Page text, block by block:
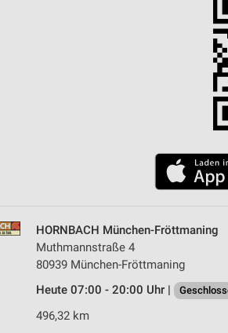
HORNBACH München-Fröttmaning
Muthmannstraße 4
80939 München-Fröttmaning
Heute 07:00 - 20:00 Uhr |
496,32 km
durch Statistiken oder
von aktiv angeforderten Informationen